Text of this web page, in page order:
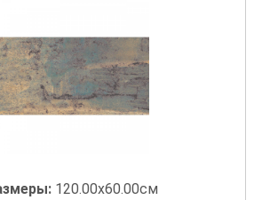
120.00x60.00см